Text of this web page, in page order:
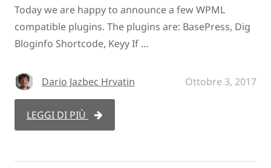
Today we are happy to announce a few WPML
compatible plugins. The plugins are: BasePress, Dig
Bloginfo Shortcode, Keyy If …
Dario Jazbec Hrvatin Ottobre 3, 2017
LEGGI DI PIÙ